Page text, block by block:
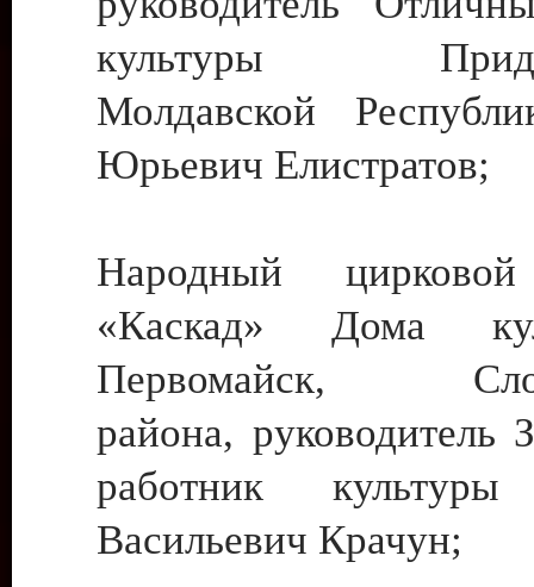
культуры
Молдавской
Юрьевич Елистратов;
Народный цирковой
«Каскад» Дома
Первомайск,
района, руководитель
работник культуры
Васильевич Крачун;